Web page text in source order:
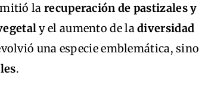
la recuperación de pastizales y
y el aumento de ladiversidad
una especie emblemática, sino
.